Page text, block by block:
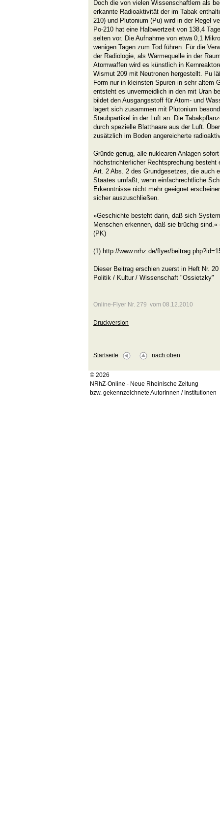
Doch die von vielen Wissenschaftlern als
erkannte Radioaktivität der im Tabak
210) und Plutonium (Pu) wird in der Regel
Po-210 hat eine Halbwertzeit von 138,4
selten vor. Die Aufnahme von etwa 0,1
wenigen Tagen zum Tod führen. Für die
der Radiologie, als Wärmequelle in der
Atomwaffen wird es künstlich in
Wismut 209 mit Neutronen hergestellt. Pu
Form nur in kleinsten Spuren in sehr altem
entsteht es unvermeidlich in den mit Uran
bildet den Ausgangsstoff für Atom- und
lagert sich zusammen mit Plutonium
Staubpartikel in der Luft an. Die
durch spezielle Blatthaare aus der Luft.
zusätzlich im Boden angereicherte
Gründe genug, alle nuklearen Anlagen
höchstrichterlicher Rechtsprechung
Art. 2 Abs. 2 des Grundgesetzes, die auch
Staates umfaßt, wenn einfachrechtliche
Erkenntnisse nicht mehr geeignet
sicher auszuschließen.
»Geschichte besteht darin, daß sich
Menschen erkennen, daß sie brüchig sind.«
(PK)
(1) http://www.nrhz.de/flyer/
Dieser Beitrag erschien zuerst in Heft Nr.
Politik / Kultur / Wissenschaft "Ossietzky"
Online-Flyer Nr. 279 vom 08.12.2010
Druckversion
Startseite nach oben
© 2026
NRhZ-Online - Neue Rheinische Zeitung
bzw. gekennzeichnete AutorInnen / Institutionen